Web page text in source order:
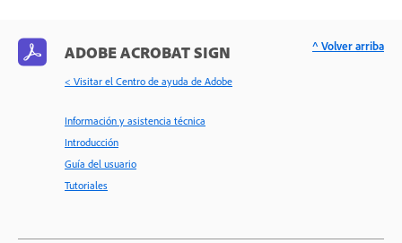
ADOBE ACROBAT SIGN
< Visitar el Centro de ayuda de Adobe
Información y asistencia técnica
Introducción
Guía del usuario
Tutoriales
^ Volver arriba